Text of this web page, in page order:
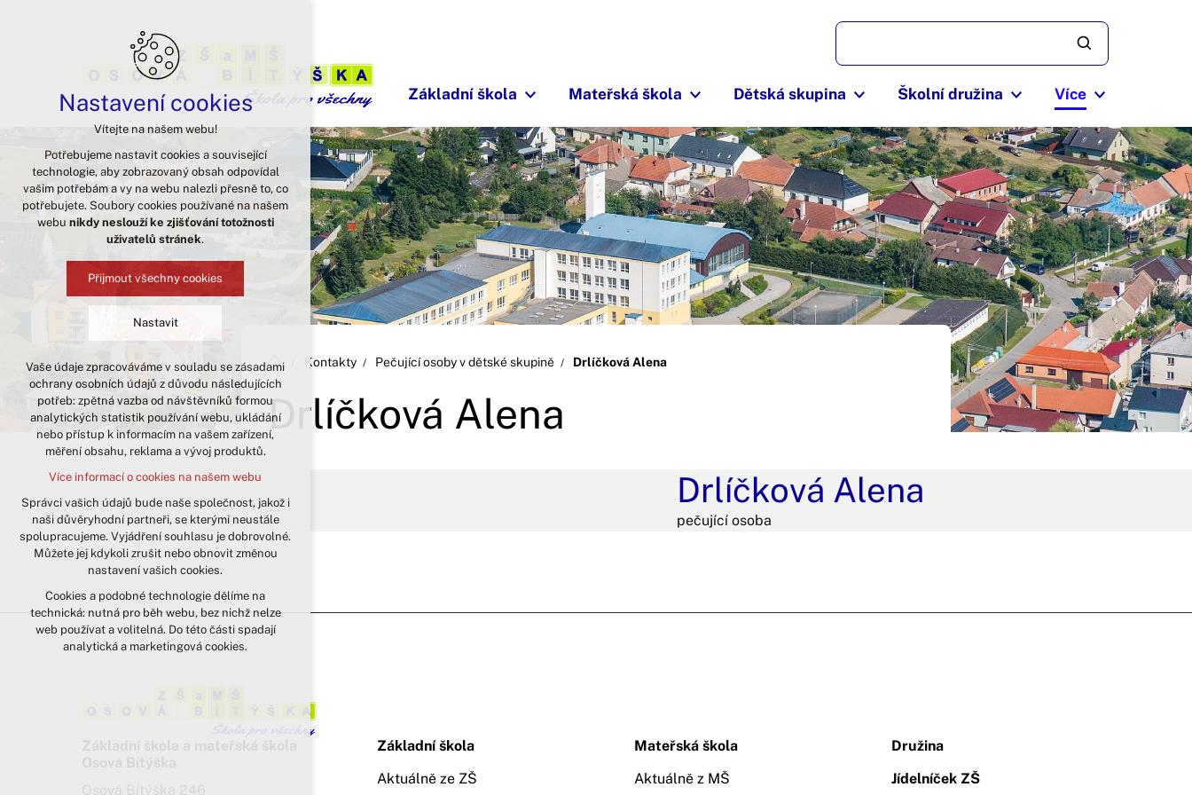
Základní škola Mateřská škola Dětská skupina Školní družina Více
Kontakty Pečující osoby v dětské skupině Drlíčková Alena
Drlíčková Alena
Drlíčková Alena
pečující osoba
Základní škola
Aktuálně ze ZŠ
Mateřská škola
Aktuálně z MŠ
Družina
Jídelníček ZŠ
Nastavení cookies
Vítejte na našem webu!
Potřebujeme nastavit cookies a související
technologie, aby zobrazovaný obsah odpovídal
vašim potřebám a vy na webu nalezli přesně to, co
potřebujete. Soubory cookies používané na našem
webu nikdy neslouží ke zjišťování totožnosti
uživatelů stránek.
Přijmout všechny cookies
Nastavit
Technická cookies
nutná pro provozování webu
udržení kontextu stránek (session):
případná přihlášení, volby jazyka, apod.
analytická pro anonymizované
vyhodnocení návštěvnosti
marketingová cookies (Google)
Více informací o cookies na našem webu
Přijmout všechny cookies
Odmítnout vše
Vaše údaje zpracováváme v souladu se zásadami
ochrany osobních údajů z důvodu následujících
potřeb: zpětná vazba od návštěvníků formou
analytických statistik používání webu, ukládání
nebo přístup k informacím na vašem zařízení,
měření obsahu, reklama a vývoj produktů.
Více informací o cookies na našem webu
Správci vašich údajů bude naše společnost, jakož i
naši důvěryhodní partneři, se kterými neustále
spolupracujeme. Vyjádření souhlasu je dobrovolné.
Můžete jej kdykoli zrušit nebo obnovit změnou
nastavení vašich cookies.
Cookies a podobné technologie dělíme na
technická: nutná pro běh webu, bez nichž nelze
web používat a volitelná. Do této části spadají
analytická a marketingová cookies.